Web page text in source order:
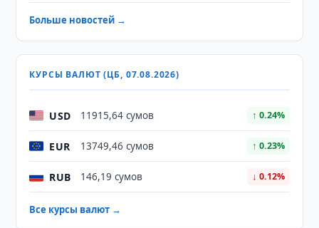
Больше новостей →
КУРСЫ ВАЛЮТ (ЦБ, 07.08.2026)
USD 11915,64 сумов ↑ 0.24%
EUR 13749,46 сумов ↑ 0.23%
RUB 146,19 сумов ↓ 0.12%
Все курсы валют →